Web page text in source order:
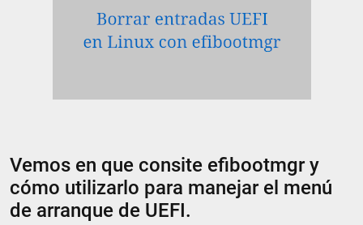
Vemos en que consite efibootmgr y
cómo utilizarlo para manejar el menú
de arranque de UEFI.